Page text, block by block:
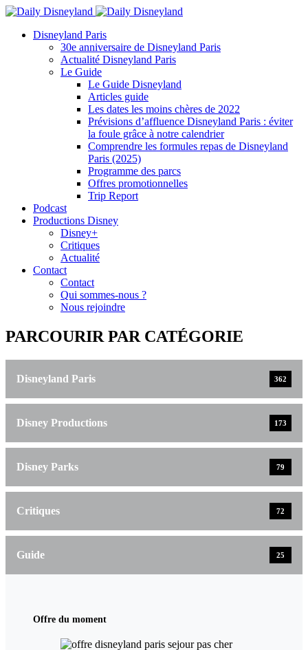
Disneyland Paris
30e anniversaire de Disneyland Paris
Actualité Disneyland Paris
Le Guide
Le Guide Disneyland
Articles guide
Les dates les moins chères de 2022
Prévisions d’affluence Disneyland Paris : éviter
la foule grâce à notre calendrier
Comprendre les formules repas de Disneyland
Paris (2025)
Programme des parcs
Offres promotionnelles
Trip Report
Podcast
Productions Disney
Disney+
Critiques
Actualité
Contact
Contact
Qui sommes-nous ?
Nous rejoindre
PARCOURIR PAR CATÉGORIE
Disneyland Paris 362
Disney Productions 173
Disney Parks 79
Critiques 72
Guide 25
Offre du moment